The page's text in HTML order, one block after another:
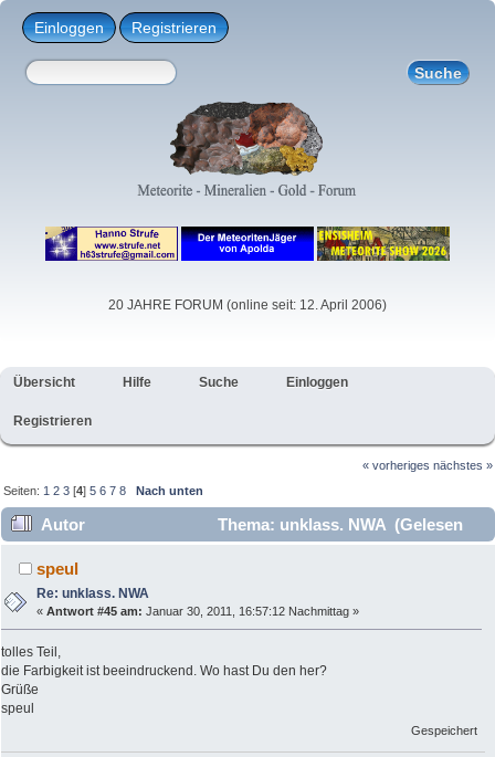
Einloggen Registrieren
20 JAHRE FORUM (online seit: 12. April 2006)
Übersicht Hilfe Suche Einloggen
Registrieren
« vorheriges nächstes »
Seiten: 1 2 3 [4]5 6 7 8 Nach unten
Autor
Thema: unklass. NWA (Gelesen
50425 mal)
speul
Re: unklass. NWA
«Antwort #45 am: Januar 30, 2011, 16:57:12 Nachmittag »
tolles Teil,
die Farbigkeit ist beeindruckend. Wo hast Du den her?
Grüße
speul
Gespeichert